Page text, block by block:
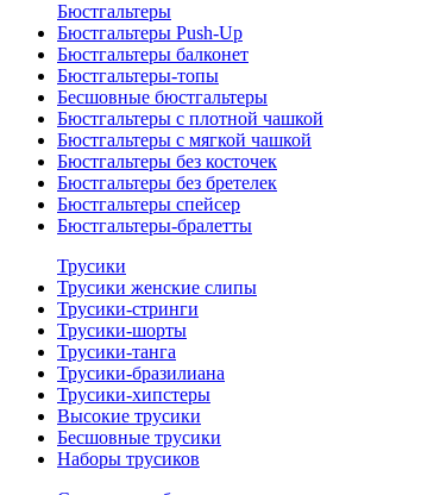
Бюстгальтеры
Бюстгальтеры Push-Up
Бюстгальтеры балконет
Бюстгальтеры-топы
Бесшовные бюстгальтеры
Бюстгальтеры с плотной чашкой
Бюстгальтеры с мягкой чашкой
Бюстгальтеры без косточек
Бюстгальтеры без бретелек
Бюстгальтеры спейсер
Бюстгальтеры-бралетты
Трусики
Трусики женские слипы
Трусики-стринги
Трусики-шорты
Трусики-танга
Трусики-бразилиана
Трусики-хипстеры
Высокие трусики
Бесшовные трусики
Наборы трусиков